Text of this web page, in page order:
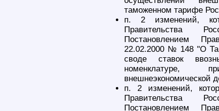
таможенном тарифе
п. 2 изменений,
Правительства
Постановлением
22.02.2000 № 148 "О
своде ставок
номенклатуре,
внешнеэкономической
п. 2 изменений,
Правительства
Постановлением